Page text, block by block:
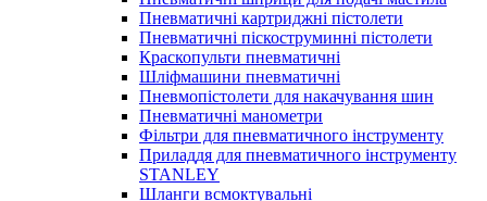
Пневматичні картриджні пістолети
Пневматичні піскоструминні пістолети
Краскопульти пневматичні
Шліфмашини пневматичні
Пневмопістолети для накачування шин
Пневматичні манометри
Фільтри для пневматичного інструменту
Приладдя для пневматичного інструменту
STANLEY
Шланги всмоктувальні